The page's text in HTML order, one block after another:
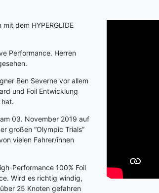
dem HYPERGLIDE
Performance. Herren
Ben Severne vor allem
und Foil Entwicklung
hat.
03. November 2019 auf
großen “Olympic Trials”
vielen Fahrer/innen
Performance 100% Foil
Wird es richtig windig,
25 Knoten gefahren